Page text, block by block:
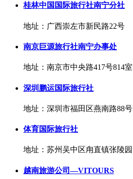
桂林中国国际旅行社南宁分社
地址：广西崇左市新民路22号
南京巨源旅行社南宁办事处
地址：南京市中央路417号814室
深圳鹏运国际旅行社
地址：深圳市福田区燕南路88
体育国际旅行社
地址：苏州吴中区甪直镇张陵园
越南旅游公司—VITOURS